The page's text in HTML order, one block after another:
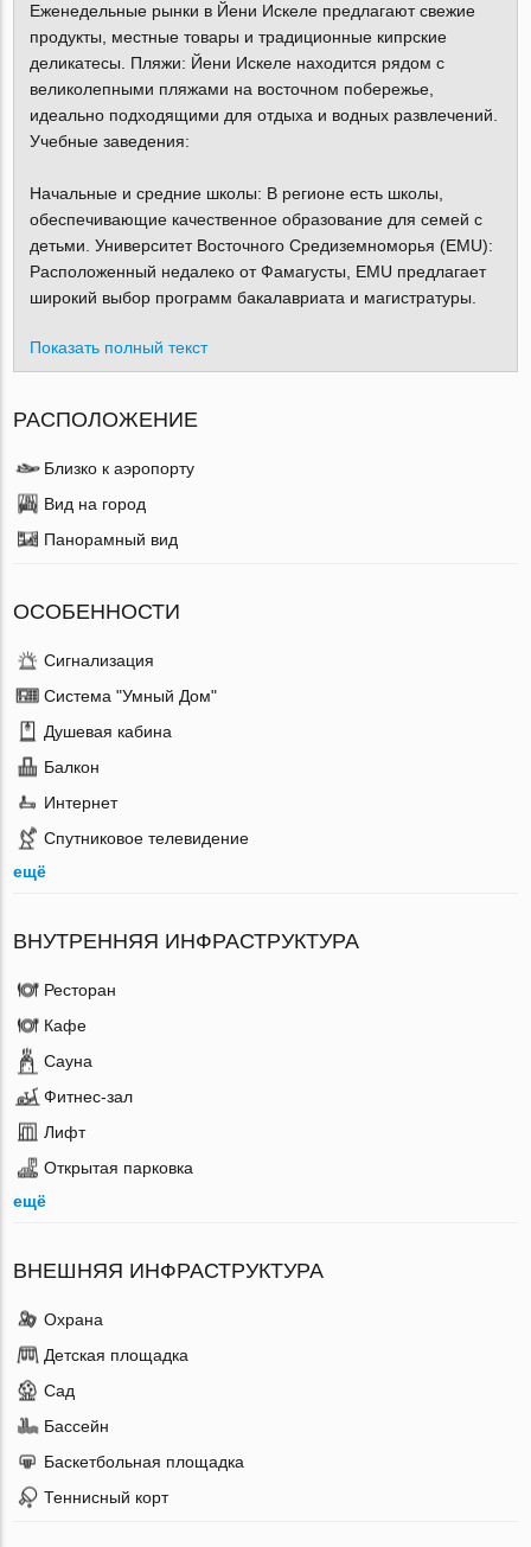
Еженедельные рынки в Йени Искеле предлагают свежие
продукты, местные товары и традиционные кипрские
деликатесы. Пляжи: Йени Искеле находится рядом с
великолепными пляжами на восточном побережье,
идеально подходящими для отдыха и водных развлечений.
Учебные заведения:
Начальные и средние школы: В регионе есть школы,
обеспечивающие качественное образование для семей с
детьми. Университет Восточного Средиземноморья (EMU):
Расположенный недалеко от Фамагусты, EMU предлагает
широкий выбор программ бакалавриата и магистратуры.
Показать полный текст
РАСПОЛОЖЕНИЕ
Близко к аэропорту
Вид на город
Панорамный вид
ОСОБЕННОСТИ
Сигнализация
Система "Умный Дом"
Душевая кабина
Балкон
Интернет
Спутниковое телевидение
ещё
ВНУТРЕННЯЯ ИНФРАСТРУКТУРА
Ресторан
Кафе
Сауна
Фитнес-зал
Лифт
Открытая парковка
ещё
ВНЕШНЯЯ ИНФРАСТРУКТУРА
Охрана
Детская площадка
Сад
Бассейн
Баскетбольная площадка
Теннисный корт